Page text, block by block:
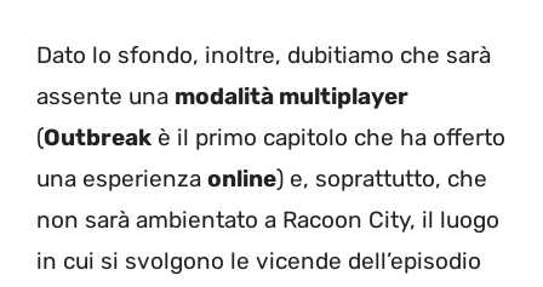
Dato lo sfondo, inoltre, dubitiamo che sarà
assente una modalità multiplayer
(Outbreak è il primo capitolo che ha offerto
una esperienza online) e, soprattutto, che
non sarà ambientato a Racoon City, il luogo
in cui si svolgono le vicende dell’episodio